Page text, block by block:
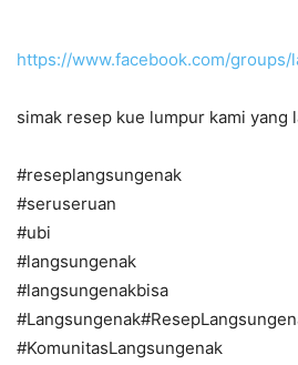
https://www.facebook.com/
simak resep kue lumpur kami yang
#reseplangsungenak
#seruseruan
#ubi
#langsungenak
#langsungenakbisa
#KomunitasLangsungenak